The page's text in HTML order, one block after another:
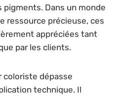
Dans un monde
ressource précieuse, ces
appréciées tant
par les clients.
coloriste dépasse
technique. Il